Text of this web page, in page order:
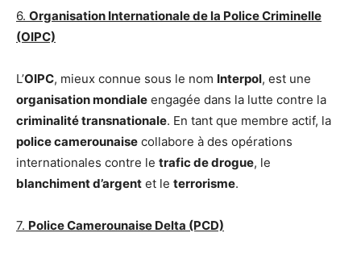
6. Organisation Internationale de la Police Criminelle
(OIPC)
L’OIPC, mieux connue sous le nom Interpol, est une
organisation mondiale engagée dans la lutte contre la
criminalité transnationale. En tant que membre actif, la
police camerounaise collabore à des opérations
internationales contre le trafic de drogue, le
blanchiment d’argent et le terrorisme.
7. Police Camerounaise Delta (PCD)